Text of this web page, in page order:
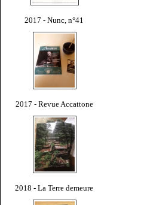
2017 - Nunc, n°41
2017 - Revue Accattone
2018 - La Terre demeure